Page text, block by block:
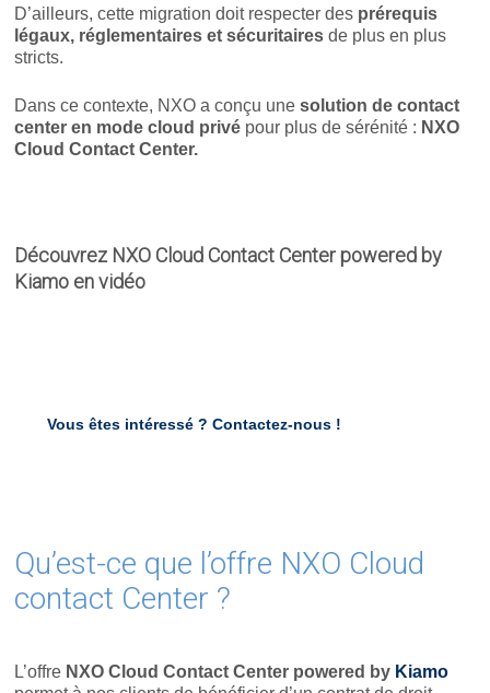
D’ailleurs, cette migration doit respecter des prérequis
légaux, réglementaires et sécuritaires de plus en plus
stricts.
Dans ce contexte, NXO a conçu unesolution de contact
center en mode cloud privé pour plus de sérénité : NXO
Cloud Contact Center.
Découvrez NXO Cloud Contact Center powered by
Kiamo en vidéo
Vous êtes intéressé ? Contactez-nous !
Qu’est-ce que l’offre NXO Cloud
contact Center ?
L’offre NXO Cloud Contact Center powered by Kiamo